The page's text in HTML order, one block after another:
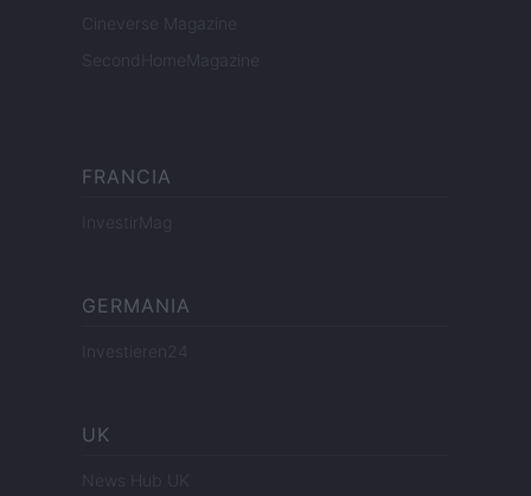
Cineverse Magazine
SecondHomeMagazine
FRANCIA
InvestirMag
GERMANIA
Investieren24
UK
News Hub UK